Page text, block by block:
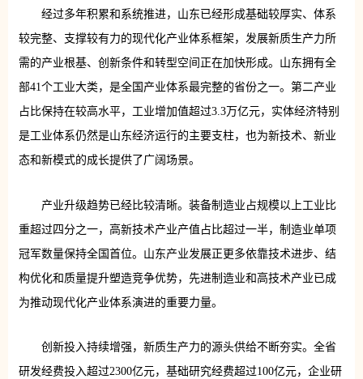
经过多年积累和系统推进，山东已经形成基础较厚实、体系
较完整、支撑较有力的现代化产业体系框架，发展新质生产力所
需的产业根基、创新条件和转型空间正在加快形成。山东拥有全
部41个工业大类，是全国产业体系最完整的省份之一。第二产业
占比保持在较高水平，工业增加值超过3.3万亿元，实体经济特别
是工业体系仍然是山东经济运行的主要支柱，也为新技术、新业
态和新模式的成长提供了广阔场景。
产业升级趋势已经比较清晰。装备制造业占规模以上工业比
重超过四分之一，高新技术产业产值占比超过一半，制造业单项
冠军数量保持全国首位。山东产业发展正更多依靠技术进步、结
构优化和质量提升塑造竞争优势，先进制造业和高技术产业已成
为推动现代化产业体系演进的重要力量。
创新投入持续增强，新质生产力的源头供给不断夯实。全省
研发经费投入超过2300亿元，基础研究经费超过100亿元，企业研